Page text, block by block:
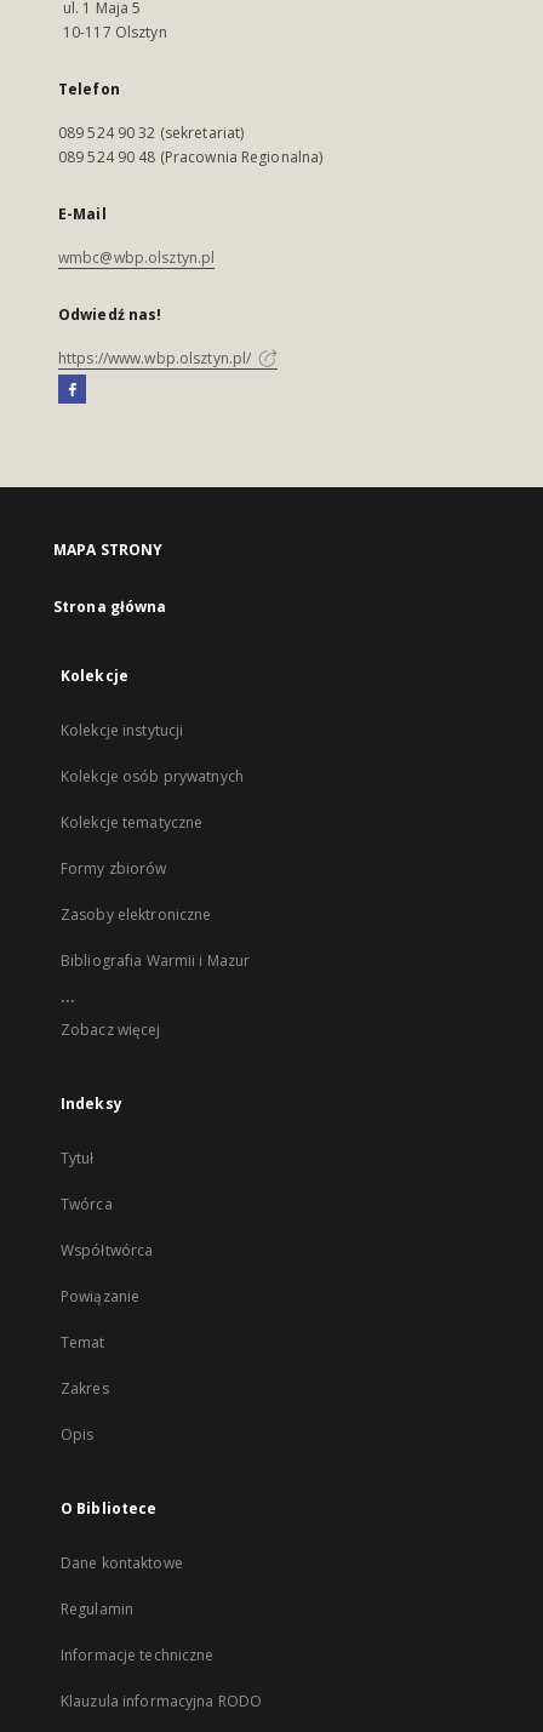
ul. 1 Maja 5
10-117 Olsztyn
Telefon
089 524 90 32 (sekretariat)
089 524 90 48 (Pracownia Regionalna)
E-Mail
wmbc@wbp.olsztyn.pl
Odwiedź nas!
https://www.wbp.olsztyn.pl/
MAPA STRONY
Strona główna
Kolekcje
Kolekcje instytucji
Kolekcje osób prywatnych
Kolekcje tematyczne
Formy zbiorów
Zasoby elektroniczne
Bibliografia Warmii i Mazur
...
Zobacz więcej
Indeksy
Tytuł
Twórca
Współtwórca
Powiązanie
Temat
Zakres
Opis
O Bibliotece
Dane kontaktowe
Regulamin
Informacje techniczne
Klauzula informacyjna RODO